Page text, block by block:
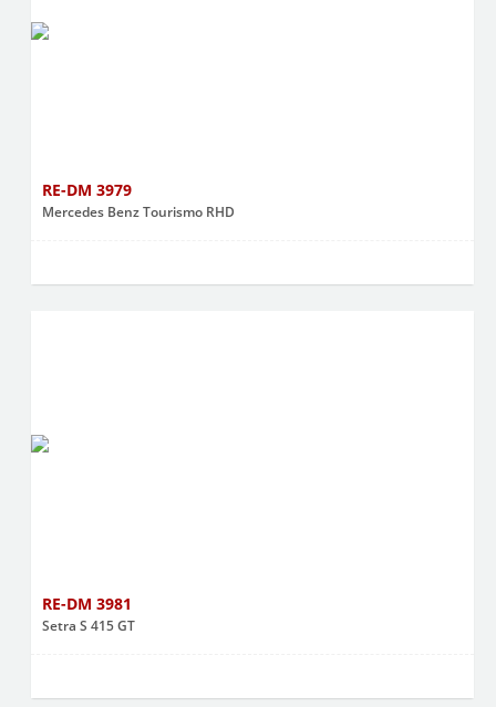
RE-DM 3979
Mercedes Benz Tourismo RHD
RE-DM 3981
Setra S 415 GT